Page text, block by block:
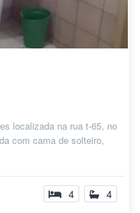
localizada na rua t-65, no
com cama de solteiro,
4 4